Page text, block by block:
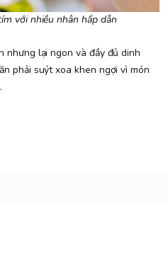
với nhiều nhân hấp dẫn
nhưng lại ngon và đầy đủ dinh
phải suýt xoa khen ngợi vì món